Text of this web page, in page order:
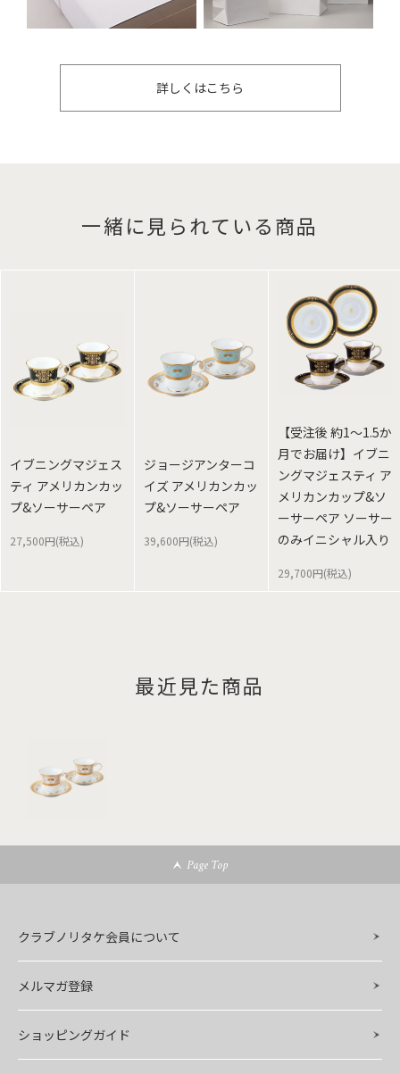
詳しくはこちら
一緒に見られている商品
イブニングマジェス
ティ アメリカンカッ
プ&ソーサーペア
27,500円(税込)
ジョージアンターコ
イズ アメリカンカッ
プ&ソーサーペア
39,600円(税込)
【受注後 約1～1.5か
月でお届け】イブニ
ングマジェスティ ア
メリカンカップ&ソ
ーサーペア ソーサー
のみイニシャル入り
29,700円(税込)
最近見た商品
Page Top
クラブノリタケ会員について
メルマガ登録
ショッピングガイド